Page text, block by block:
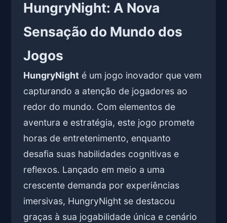
HungryNight: A Nova
Sensação do Mundo dos
Jogos
HungryNight é um jogo inovador que vem
capturando a atenção de jogadores ao
redor do mundo. Com elementos de
aventura e estratégia, este jogo promete
horas de entretenimento, enquanto
desafia suas habilidades cognitivas e
reflexos. Lançado em meio a uma
crescente demanda por experiências
imersivas, HungryNight se destacou
graças à sua jogabilidade única e cenário